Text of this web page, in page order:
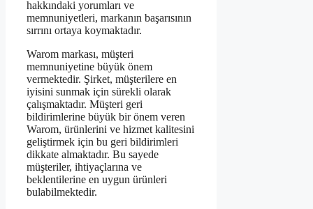
hakkındaki yorumları ve
memnuniyetleri, markanın başarısının
sırrını ortaya koymaktadır.
Warom markası, müşteri
memnuniyetine büyük önem
vermektedir. Şirket, müşterilere en
iyisini sunmak için sürekli olarak
çalışmaktadır. Müşteri geri
bildirimlerine büyük bir önem veren
Warom, ürünlerini ve hizmet kalitesini
geliştirmek için bu geri bildirimleri
dikkate almaktadır. Bu sayede
müşteriler, ihtiyaçlarına ve
beklentilerine en uygun ürünleri
bulabilmektedir.